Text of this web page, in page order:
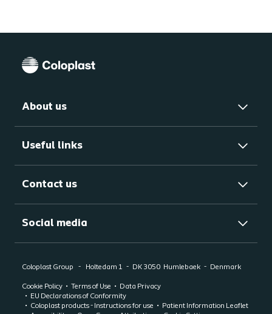
About us
Useful links
Contact us
Social media
Coloplast Group Holtedam 1 DK 3050 Humlebaek Denmark
Cookie Policy Terms of Use
Data Privacy
EU Declarations of Conformity
Coloplast products - Instructions for use
Patient Information Leaflet